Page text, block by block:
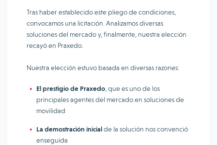
Tras haber establecido este pliego de condiciones,
convocamos una licitación. Analizamos diversas
soluciones del mercado y, finalmente, nuestra elección
recayó en Praxedo.
Nuestra elección estuvo basada en diversas razones:
El prestigio de Praxedo , que es uno de los
principales agentes del mercado en soluciones de
movilidad
La demostración inicialde la solución nos convenció
enseguida